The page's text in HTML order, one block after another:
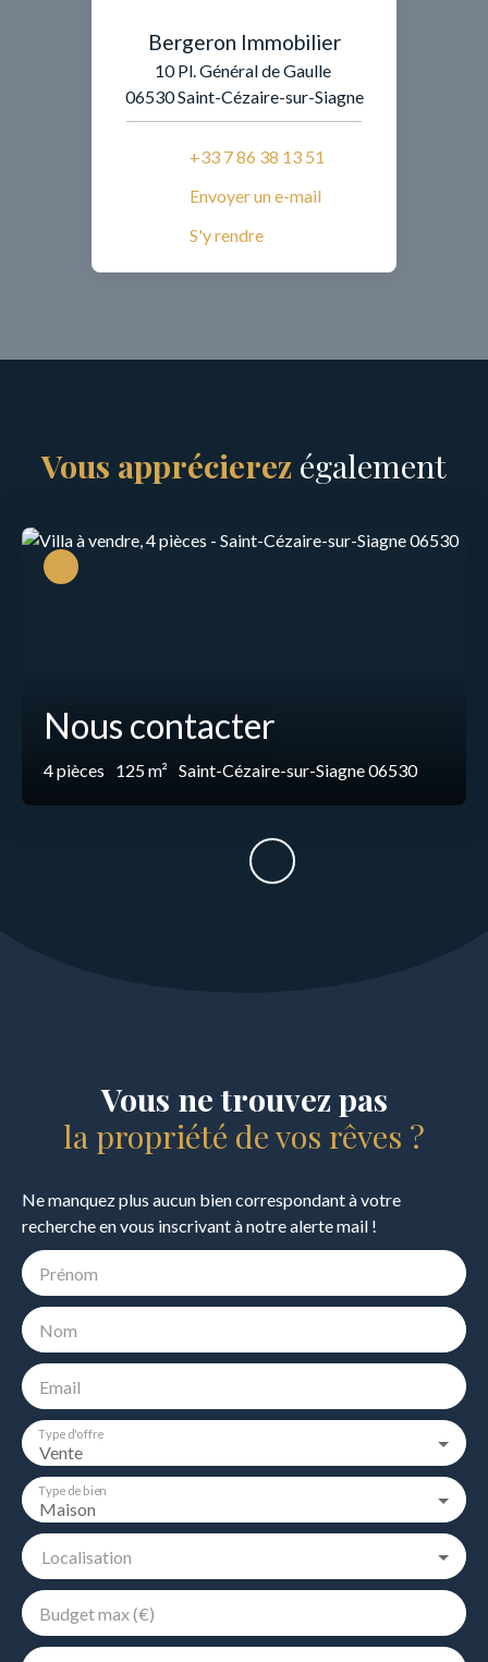
Bergeron Immobilier
10 Pl. Général de Gaulle
06530 Saint-Cézaire-sur-Siagne
+33 7 86 38 13 51
Envoyer un e-mail
S'y rendre
Vous apprécierez également
Nous contacter
4pièces 125m² Saint-Cézaire-sur-Siagne 06530
Vous ne trouvez pas
la propriété de vos rêves ?
Ne manquez plus aucun bien correspondant à votre
recherche en vous inscrivant à notre alerte mail !
Prénom
Nom
Email
Vente
Type d'offre
Maison
Type de bien
Localisation
Budget max (€)